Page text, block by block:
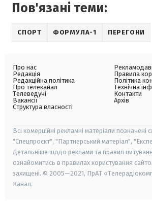
Пов'язані теми:
СПОРТ ФОРМУЛА-1 ПЕРЕГОНИ
Про нас
Редакція
Редакційна політика
Про телеканал
Телеведучі
Вакансії
Структура власності
Правила
Політика
Технічна
Контакти
Архів
Всі комерційні рекламні матеріали позначені
"Спецпроєкт", "Партнерський матеріал",
Детальніше щодо реклами та правил
ознайомитись в правилах користування
захищені. © 2005—2021, ПрАТ
Канал.